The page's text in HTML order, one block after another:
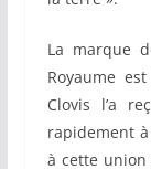
La marque
Royaume
Clovis l’a
rapidement
à cette union